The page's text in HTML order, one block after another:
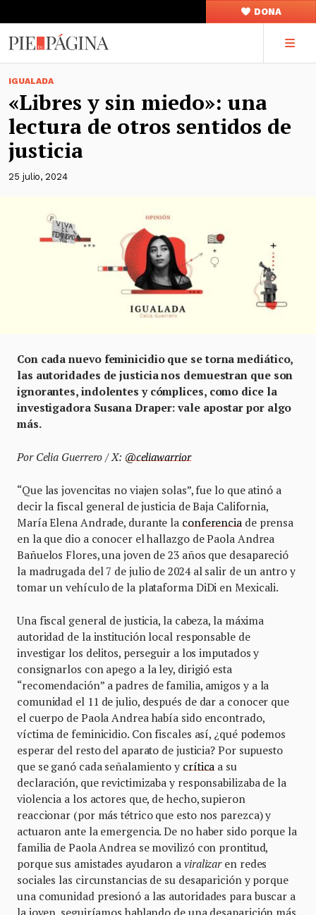
DONA
IGUALADA
«Libres y sin miedo»: una
lectura de otros sentidos de
justicia
25 julio, 2024
Con cada nuevo feminicidio que se torna mediático,
las autoridades de justicia nos demuestran que son
ignorantes, indolentes y cómplices, como dice la
investigadora Susana Draper: vale apostar por algo
más.
Por Celia Guerrero / X: @celiawarrior
“Que las jovencitas no viajen solas”, fue lo que atinó a
decir la fiscal general de justicia de Baja California,
María Elena Andrade, durante laconferencia de prensa
en la que dio a conocer el hallazgo de Paola Andrea
Bañuelos Flores, una joven de 23 años que desapareció
la madrugada del 7 de julio de 2024 al salir de un antro y
tomar un vehículo de la plataforma DiDi en Mexicali.
Una fiscal general de justicia, la cabeza, la máxima
autoridad de la institución local responsable de
investigar los delitos, perseguir a los imputados y
consignarlos con apego a la ley, dirigió esta
“recomendación” a padres de familia, amigos y a la
comunidad el 11 de julio, después de dar a conocer que
el cuerpo de Paola Andrea había sido encontrado,
víctima de feminicidio. Con fiscales así, ¿qué podemos
esperar del resto del aparato de justicia? Por supuesto
que se ganó cada señalamiento ycrítica a su
declaración, que revictimizaba y responsabilizaba de la
violencia a los actores que, de hecho, supieron
reaccionar (por más tétrico que esto nos parezca) y
actuaron ante la emergencia. De no haber sido porque la
familia de Paola Andrea se movilizó con prontitud,
porque sus amistades ayudaron aviralizaren redes
sociales las circunstancias de su desaparición y porque
una comunidad presionó a las autoridades para buscar a